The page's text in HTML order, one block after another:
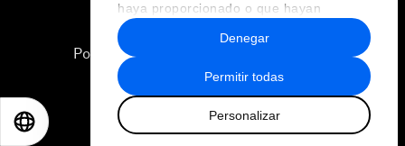
haya proporcionado o que hayan
recopilado a partir del uso que haya
hecho de sus servicios.
Permitir todas
Personalizar
Denegar
Política de privacidad y normas de uso
Sitemap
2026 Foro Económico Mundial